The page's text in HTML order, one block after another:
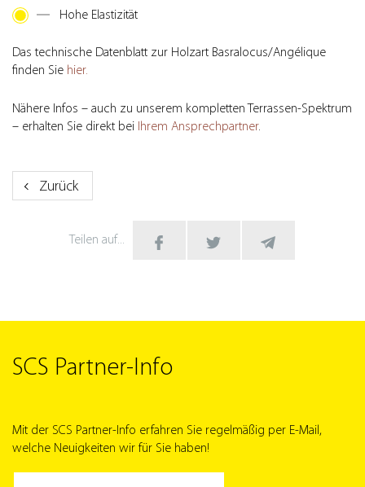
Zurück
Teilen auf...
Hohe Elastizität
Das technische Datenblatt zur Holzart Basralocus/Angélique
finden Sie hier.
Nähere Infos – auch zu unserem kompletten Terrassen-Spektrum
– erhalten Sie direkt bei Ihrem Ansprechpartner.
SCS Partner-Info
Mit der SCS Partner-Info erfahren Sie regelmäßig per E-Mail,
welche Neuigkeiten wir für Sie haben!